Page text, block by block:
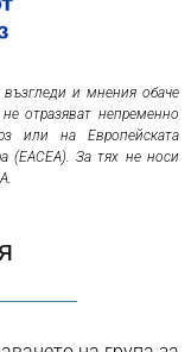
и мнения обаче
отразяват непременно
или на Европейската
(EACEA). За тях не носи